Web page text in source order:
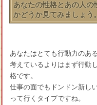
あなたの性格とあの人の
かどうか見てみましょう。
あなたはとても行動力のあ
考えているよりはまず行動
格です。
仕事の面でもドンドン新し
って行くタイプですね。